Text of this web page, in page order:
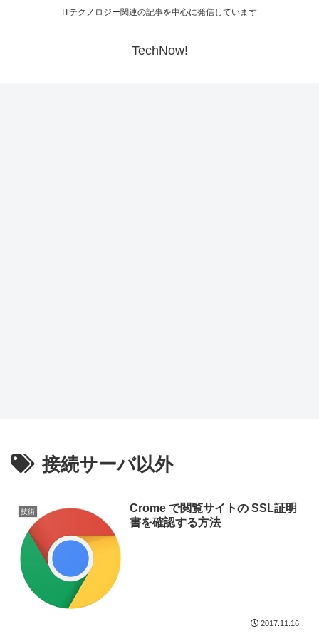
ITテクノロジー関連の記事を中心に発信しています
TechNow!
接続サーバ以外
技術
Crome で閲覧サイトの SSL証明
書を確認する方法
2017.11.16